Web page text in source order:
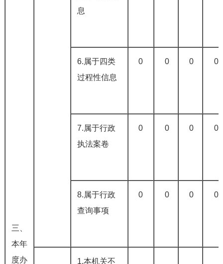
三、
本年
度办
息
6.属于四类
过程性信息
0 0 0 0
7.属于行政
执法案卷
0 0 0 0
8.属于行政
查询事项
0 0 0 0
1.本机关不